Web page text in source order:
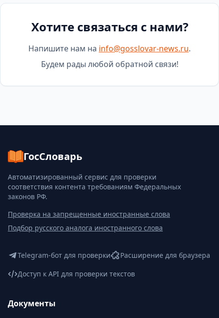
Хотите связаться с нами?
Напишите нам на info@gosslovar-news.ru.
Будем рады любой обратной связи!
ГосСловарь
Автоматизированный сервис для проверки
соответствия контента требованиям Федеральных
законов РФ.
Проверка на запрещенные иностранные слова
Подбор русского аналога иностранного слова
Telegram-бот для проверки
Расширение для браузера
Доступ к API для проверки текстов
Документы